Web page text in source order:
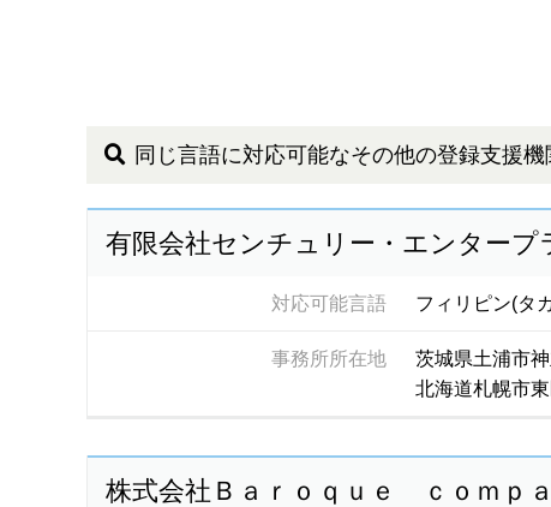
同じ言語に対応可能なその他の登録支援機
有限会社センチュリー・エンタープ
対応可能言語 フィリピン(タ
事務所所在地
茨城県土浦市
北海道札幌市
株式会社Ｂａｒｏｑｕｅ ｃｏｍｐ